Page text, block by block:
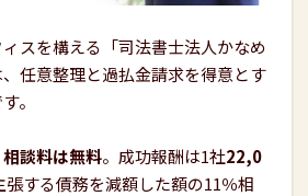
スを構える「司法書士法人かなめ
任意整理と過払金請求を得意とす
。
談料は無料。成功報酬は1社22,0
張する債務を減額した額の11％相